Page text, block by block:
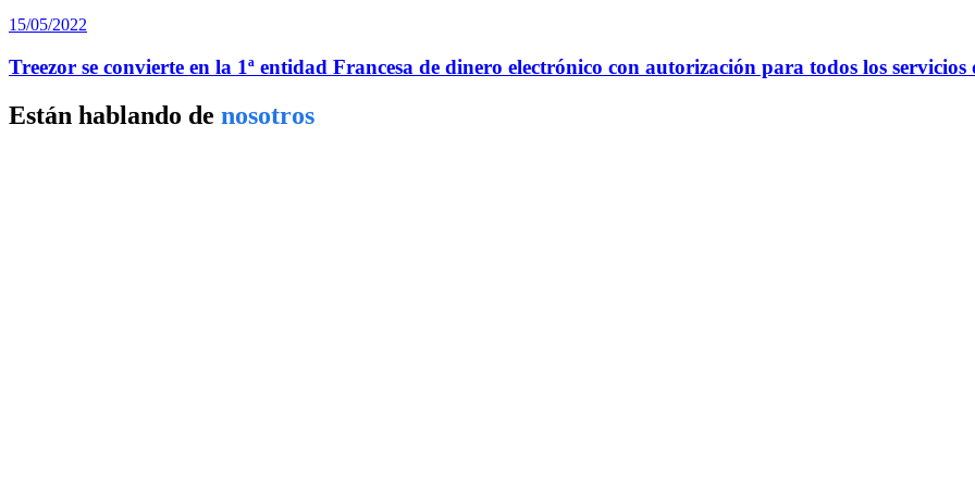
15/05/2022
Treezor se convierte en la 1ª entidad Francesa de dinero electrónico con autorización para todos los servicios
Están hablando de nosotros